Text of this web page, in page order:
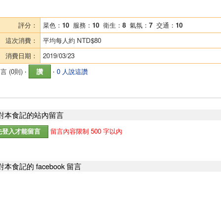
評分： 菜色： 10 服務： 10 衛生： 8 氣氛： 7 交通： 10
這次消費：
平均每人約 NTD$80
消費日期：
2019/03/23
(0則) ‧ 讚 ‧ 0 人說這讚
食記的站內留言
留言內容限制 500 字以內
食記的 facebook 留言